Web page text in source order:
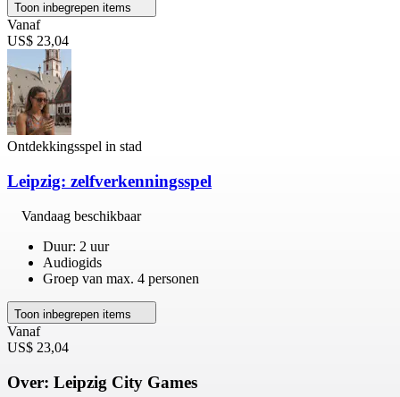
Toon inbegrepen items
Vanaf
US$ 23,04
Ontdekkingsspel in stad
Leipzig: zelfverkenningsspel
Vandaag beschikbaar
Duur: 2 uur
Audiogids
Groep van max. 4 personen
Toon inbegrepen items
Vanaf
US$ 23,04
Over: Leipzig City Games